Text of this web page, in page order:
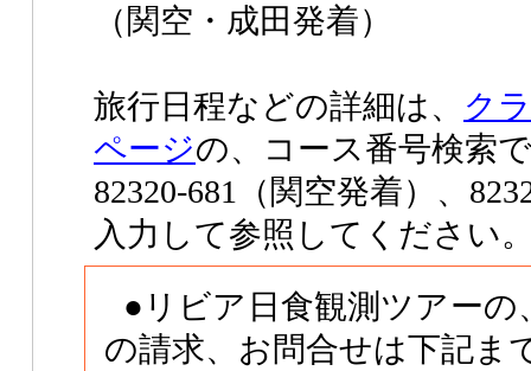
（関空・成田発着）
旅行日程などの詳細は、 ク
ページの、コース番号検索
82320-681（関空発着）、
入力して参照してください
●リビア日食観測ツアーの
の請求、お問合せは下記ま